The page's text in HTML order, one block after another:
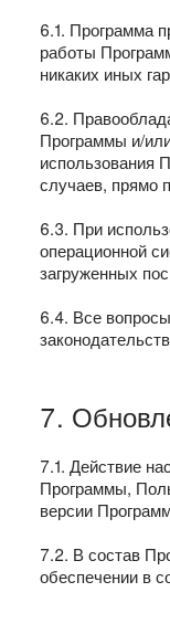
6.1. Программа
работы
никаких иных
6.2.
Программы и/
использования
случаев, прямо
6.3. При
операционной
загруженных
6.4. Все
7.
7.1. Действие
Программы,
версии
7.2. В состав
обеспечении в